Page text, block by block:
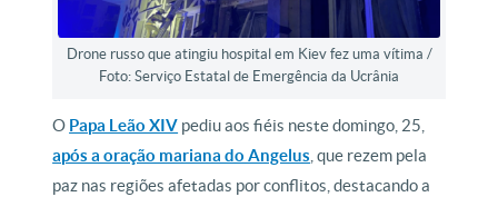
Drone russo que atingiu hospital em Kiev fez uma vítima /
Foto: Serviço Estatal de Emergência da Ucrânia
O Papa Leão XIV pediu aos fiéis neste domingo, 25,
após a oração mariana do Angelus , que rezem pela
paz nas regiões afetadas por conflitos, destacando a